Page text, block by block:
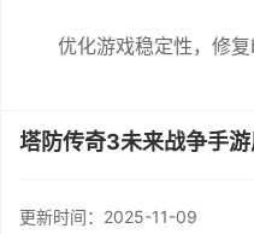
优化游戏稳定性，修
塔防传奇3未来战争手
更新时间： 2025-11-09